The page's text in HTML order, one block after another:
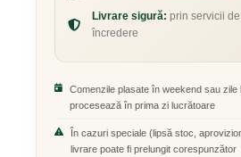
Livrare sigură: prin servicii
încredere
Comenzile plasate în weekend sau zile
procesează în prima zi lucrătoare
În cazuri speciale (lipsă stoc,
livrare poate fi prelungit corespunzător